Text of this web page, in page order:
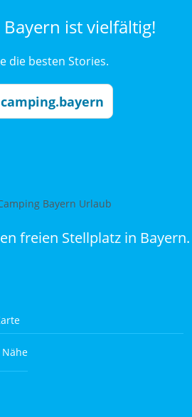
ist vielfältig!
die besten Stories.
freien Stellplatz in Bayern.